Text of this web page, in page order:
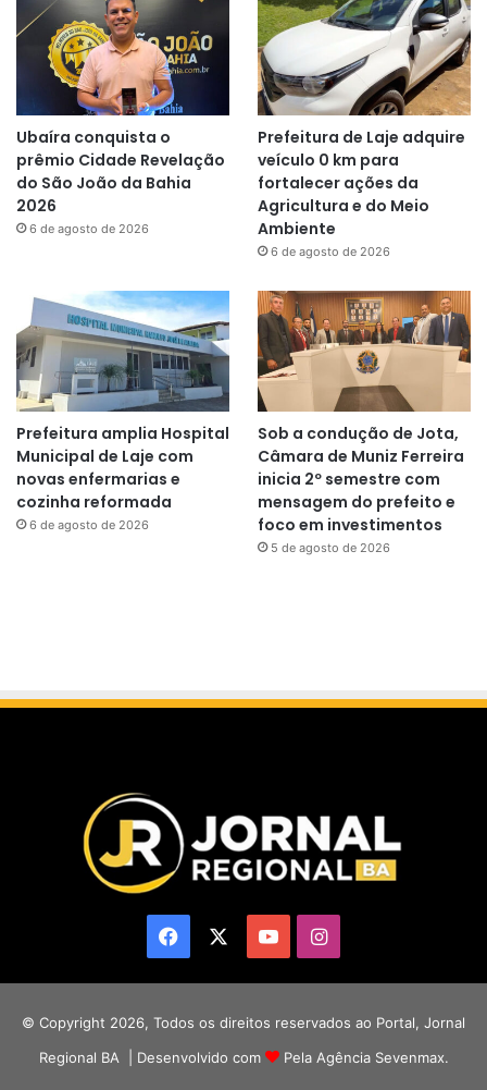
Ubaíra conquista o
prêmio Cidade Revelação
do São João da Bahia
2026
6 de agosto de 2026
Prefeitura de Laje adquire
veículo 0 km para
fortalecer ações da
Agricultura e do Meio
Ambiente
6 de agosto de 2026
Prefeitura amplia Hospital
Municipal de Laje com
novas enfermarias e
cozinha reformada
6 de agosto de 2026
Sob a condução de Jota,
Câmara de Muniz Ferreira
inicia 2º semestre com
mensagem do prefeito e
foco em investimentos
5 de agosto de 2026
Facebook YouTubeInstagram
© Copyright 2026, Todos os direitos reservados ao Portal, Jornal
Regional BA | Desenvolvido com
Pela Agência Sevenmax.